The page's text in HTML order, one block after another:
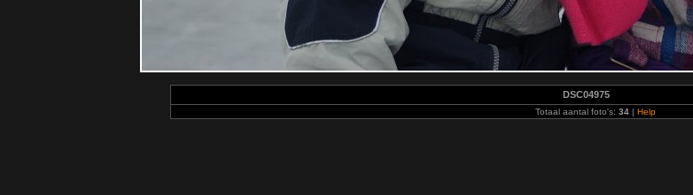
DSC04975
Totaal aantal foto's: 34 | Help